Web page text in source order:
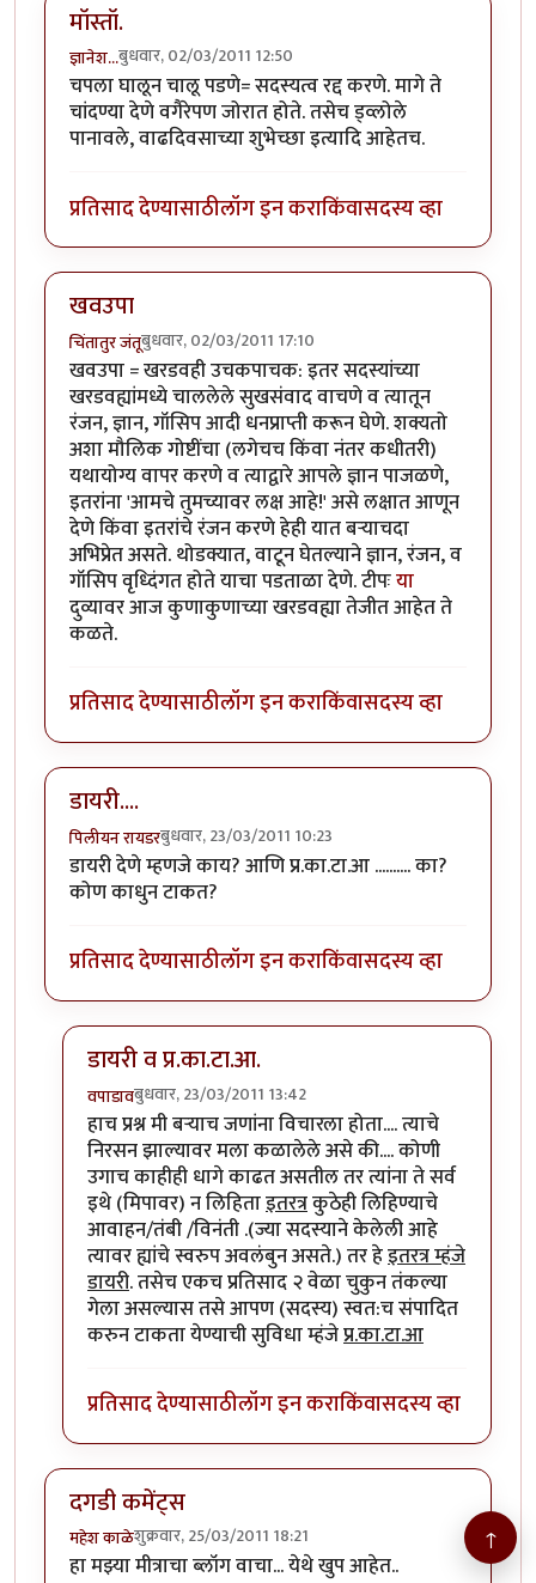
मॉस्तॉ.
ज्ञानेश...बुधवार, 02/03/2011 12:50
चपला घालून चालू पडणे= सदस्यत्व रद्द करणे. मागे ते
चांदण्या देणे वगैरेपण जोरात होते. तसेच ड्व्लोले
पानावले, वाढदिवसाच्या शुभेच्छा इत्यादि आहेतच.
प्रतिसाद देण्यासाठीलॉग इन कराकिंवासदस्य व्हा
खवउपा
चिंतातुर जंतूबुधवार, 02/03/2011 17:10
खवउपा = खरडवही उचकपाचक: इतर सदस्यांच्या
खरडवह्यांमध्ये चाललेले सुखसंवाद वाचणे व त्यातून
रंजन, ज्ञान, गॉसिप आदी धनप्राप्ती करून घेणे. शक्यतो
अशा मौलिक गोष्टींचा (लगेचच किंवा नंतर कधीतरी)
यथायोग्य वापर करणे व त्याद्वारे आपले ज्ञान पाजळणे,
इतरांना 'आमचे तुमच्यावर लक्ष आहे!' असे लक्षात आणून
देणे किंवा इतरांचे रंजन करणे हेही यात बर्‍याचदा
अभिप्रेत असते. थोडक्यात, वाटून घेतल्याने ज्ञान, रंजन, व
गॉसिप वृध्दिंगत होते याचा पडताळा देणे. टीपःया
दुव्यावर आज कुणाकुणाच्या खरडवह्या तेजीत आहेत ते
कळते.
प्रतिसाद देण्यासाठीलॉग इन कराकिंवासदस्य व्हा
डायरी....
पिलीयन रायडरबुधवार, 23/03/2011 10:23
डायरी देणे म्हणजे काय? आणि प्र.का.टा.आ .......... का?
कोण काधुन टाकत?
प्रतिसाद देण्यासाठीलॉग इन कराकिंवासदस्य व्हा
डायरी व प्र.का.टा.आ.
वपाडावबुधवार, 23/03/2011 13:42
In reply toडायरी....byपिलीयन रायडर
हाच प्रश्न मी बर्‍याच जणांना विचारला होता.... त्याचे
निरसन झाल्यावर मला कळालेले असे की.... कोणी
उगाच काहीही धागे काढत असतील तर त्यांना ते सर्व
इथे (मिपावर) न लिहिताइतरत्रकुठेही लिहिण्याचे
आवाहन/तंबी /विनंती .(ज्या सदस्याने केलेली आहे
त्यावर ह्यांचे स्वरुप अवलंबुन असते.) तर हेइतरत्र म्हंजे
डायरी. तसेच एकच प्रतिसाद २ वेळा चुकुन तंकल्या
गेला असल्यास तसे आपण (सदस्य) स्वत:च संपादित
करुन टाकता येण्याची सुविधा म्हंजेप्र.का.टा.आ
प्रतिसाद देण्यासाठीलॉग इन कराकिंवासदस्य व्हा
दगडी कमेंट्स
महेश काळेशुक्रवार, 25/03/2011 18:21
हा मझ्या मीत्राचा ब्लॉग वाचा... येथे खुप आहेत..
↑